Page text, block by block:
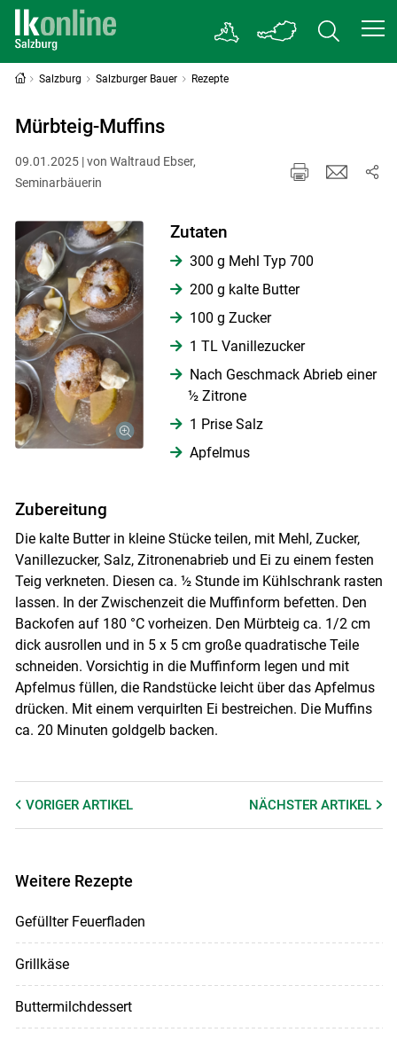
Skip to main content
Salzburg Salzburger Bauer Rezepte
Mürbteig-Muffins
09.01.2025 | von Waltraud Ebser,
Seminarbäuerin
Zutaten
300 g Mehl Typ 700
200 g kalte Butter
100 g Zucker
1 TL Vanillezucker
Nach Geschmack Abrieb einer
½ Zitrone
1 Prise Salz
Apfelmus
Zubereitung
Die kalte Butter in kleine Stücke teilen, mit Mehl, Zucker,
Vanillezucker, Salz, Zitronenabrieb und Ei zu einem festen
Teig verkneten. Diesen ca. ½ Stunde im Kühlschrank rasten
lassen. In der Zwischenzeit die Muffinform befetten. Den
Backofen auf 180 °C vorheizen. Den Mürbteig ca. 1/2 cm
dick ausrollen und in 5 x 5 cm große quadratische Teile
schneiden. Vorsichtig in die Muffinform legen und mit
Apfelmus füllen, die Randstücke leicht über das Apfelmus
drücken. Mit einem verquirlten Ei bestreichen. Die Muffins
ca. 20 Minuten goldgelb backen.
VORIGER ARTIKEL NÄCHSTERARTIKEL
Weitere Rezepte
Gefüllter Feuerfladen
Grillkäse
Buttermilchdessert